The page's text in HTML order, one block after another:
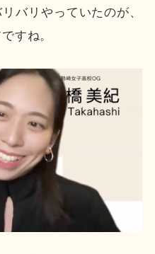
バリやっていたのが、
すね。